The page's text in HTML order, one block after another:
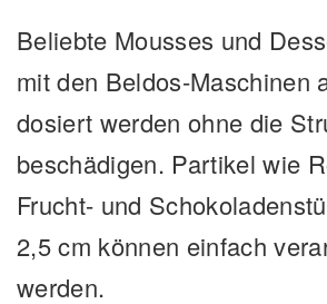
Beliebte Mousses und
mit den Beldos-Maschinen
dosiert werden ohne die
beschädigen. Partikel wie
Frucht- und
2,5 cm können einfach
werden.